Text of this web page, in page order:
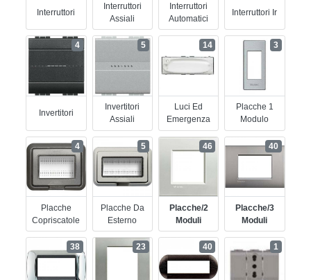
Interruttori
Interruttori
Assiali
Interruttori
Automatici
Interruttori Ir
Invertitori
4
Invertitori
Assiali
5
Luci Ed
Emergenza
14
Placche 1
Modulo
3
Placche
Copriscatole
4
Placche Da
Esterno
5
Placche/2
Moduli
46
Placche/3
Moduli
40
38 23 40 1